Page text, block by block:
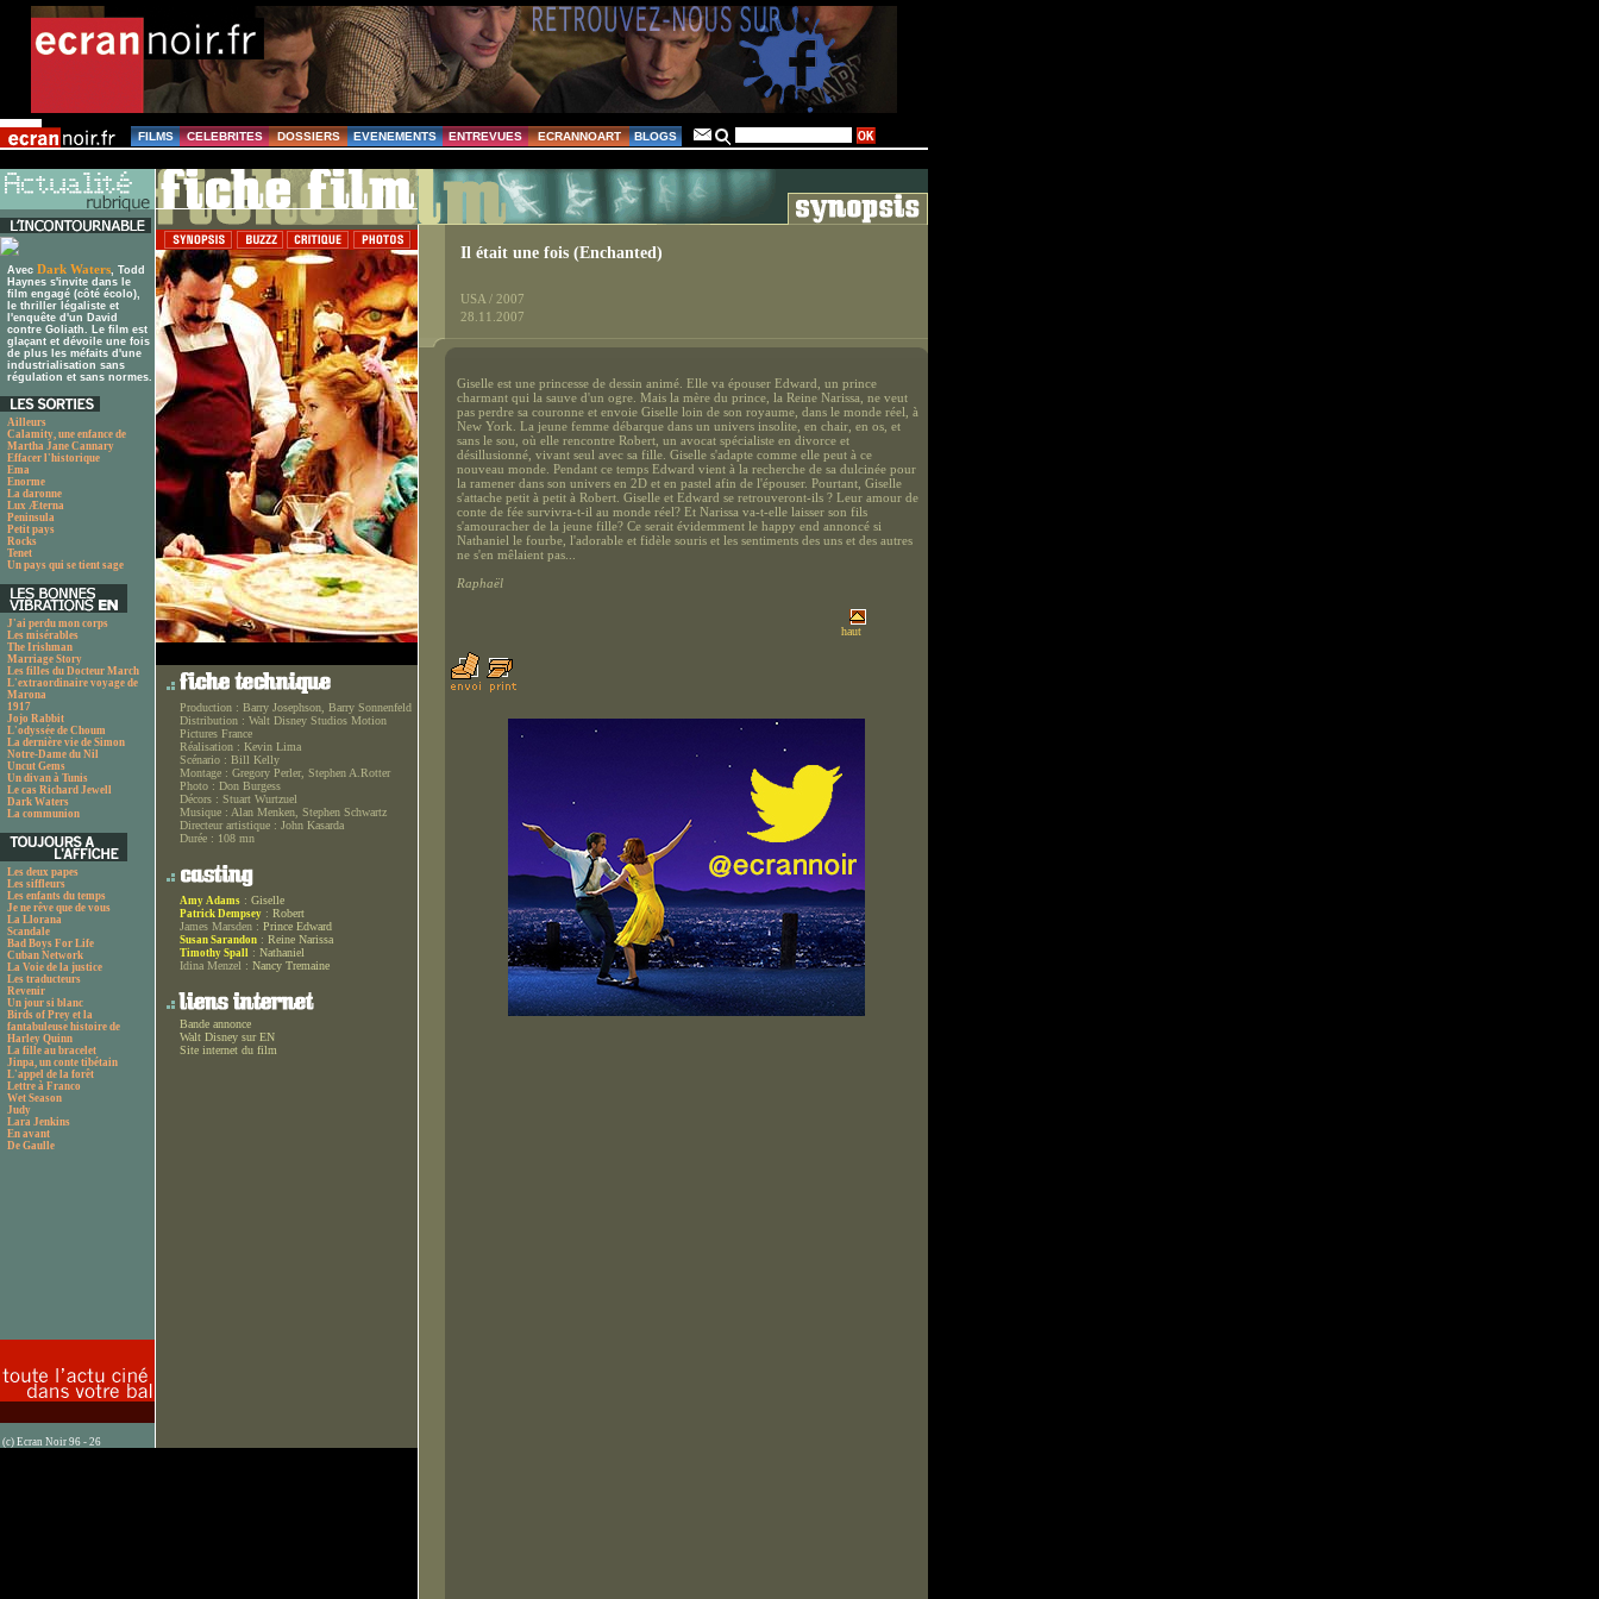
FILMS CELEBRITES DOSSIERS EVENEMENTS ENTREVUES ECRANNOART BLOGS
Avec Dark Waters, Todd
Haynes s'invite dans le
film engagé (côté écolo),
le thriller légaliste et
l'enquête d'un David
contre Goliath. Le film est
glaçant et dévoile une fois
de plus les méfaits d'une
industrialisation sans
régulation et sans normes.
Ailleurs
Calamity, une enfance de
Martha Jane Cannary
Effacer l'historique
Ema
Enorme
La daronne
Lux Æterna
Peninsula
Petit pays
Rocks
Tenet
Un pays qui se tient sage
J'ai perdu mon corps
Les misérables
The Irishman
Marriage Story
Les filles du Docteur March
L'extraordinaire voyage de
Marona
1917
Jojo Rabbit
L'odyssée de Choum
La dernière vie de Simon
Notre-Dame du Nil
Uncut Gems
Un divan à Tunis
Le cas Richard Jewell
Dark Waters
La communion
Les deux papes
Les siffleurs
Les enfants du temps
Je ne rêve que de vous
La Llorana
Scandale
Bad Boys For Life
Cuban Network
La Voie de la justice
Les traducteurs
Revenir
Un jour si blanc
Birds of Prey et la
fantabuleuse histoire de
Harley Quinn
La fille au bracelet
Jinpa, un conte tibétain
L'appel de la forêt
Lettre à Franco
Wet Season
Judy
Lara Jenkins
En avant
De Gaulle
(c) Ecran Noir 96 - 26
Production : Barry Josephson, Barry Sonnenfeld
Distribution : Walt Disney Studios Motion
Pictures France
Réalisation : Kevin Lima
Scénario : Bill Kelly
Montage : Gregory Perler, Stephen A.Rotter
Photo : Don Burgess
Décors : Stuart Wurtzuel
Musique : Alan Menken, Stephen Schwartz
Directeur artistique : John Kasarda
Durée : 108 mn
Amy Adams : Giselle
Patrick Dempsey : Robert
James Marsden : Prince Edward
Susan Sarandon : Reine Narissa
Timothy Spall : Nathaniel
Idina Menzel : Nancy Tremaine
Bande annonce
Walt Disney sur EN
Site internet du film
Il était une fois (Enchanted)
USA / 2007
28.11.2007
Giselle est une princesse de dessin animé. Elle va épouser Edward, un prince
charmant qui la sauve d'un ogre. Mais la mère du prince, la Reine Narissa, ne veut
pas perdre sa couronne et envoie Giselle loin de son royaume, dans le monde réel, à
New York. La jeune femme débarque dans un univers insolite, en chair, en os, et
sans le sou, où elle rencontre Robert, un avocat spécialiste en divorce et
désillusionné, vivant seul avec sa fille. Giselle s'adapte comme elle peut à ce
nouveau monde. Pendant ce temps Edward vient à la recherche de sa dulcinée pour
la ramener dans son univers en 2D et en pastel afin de l'épouser. Pourtant, Giselle
s'attache petit à petit à Robert. Giselle et Edward se retrouveront-ils ? Leur amour de
conte de fée survivra-t-il au monde réel? Et Narissa va-t-elle laisser son fils
s'amouracher de la jeune fille? Ce serait évidemment le happy end annoncé si
Nathaniel le fourbe, l'adorable et fidèle souris et les sentiments des uns et des autres
ne s'en mêlaient pas...
Raphaël
haut